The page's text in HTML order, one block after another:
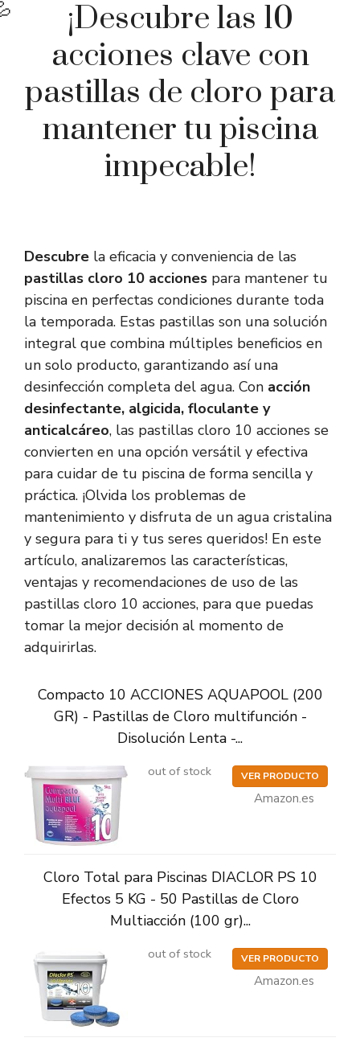
¡Descubre las 10
acciones clave con
pastillas de cloro para
mantener tu piscina
impecable!
Descubre la eficacia y conveniencia de las
pastillas cloro 10 acciones para mantener tu
piscina en perfectas condiciones durante toda
la temporada. Estas pastillas son una solución
integral que combina múltiples beneficios en
un solo producto, garantizando así una
desinfección completa del agua. Con acción
desinfectante, algicida, floculante y
anticalcáreo, las pastillas cloro 10 acciones se
convierten en una opción versátil y efectiva
para cuidar de tu piscina de forma sencilla y
práctica. ¡Olvida los problemas de
mantenimiento y disfruta de un agua cristalina
y segura para ti y tus seres queridos! En este
artículo, analizaremos las características,
ventajas y recomendaciones de uso de las
pastillas cloro 10 acciones, para que puedas
tomar la mejor decisión al momento de
adquirirlas.
Compacto 10 ACCIONES AQUAPOOL (200
GR) - Pastillas de Cloro multifunción -
Disolución Lenta -...
out of stock VER PRODUCTO
Amazon.es
Cloro Total para Piscinas DIACLOR PS 10
Efectos 5 KG - 50 Pastillas de Cloro
Multiacción (100 gr)...
out of stock VER PRODUCTO
Amazon.es